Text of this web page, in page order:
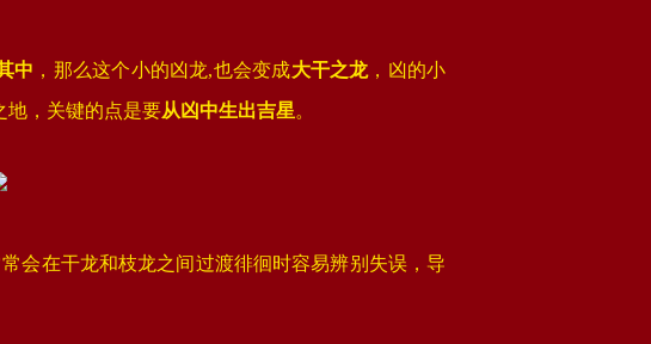
中 ，那么这个小的凶龙,也会变成大干之龙，凶的小
地，关键的点是要从凶中生出吉星。
会在干龙和枝龙之间过渡徘徊时容易辨别失误，导